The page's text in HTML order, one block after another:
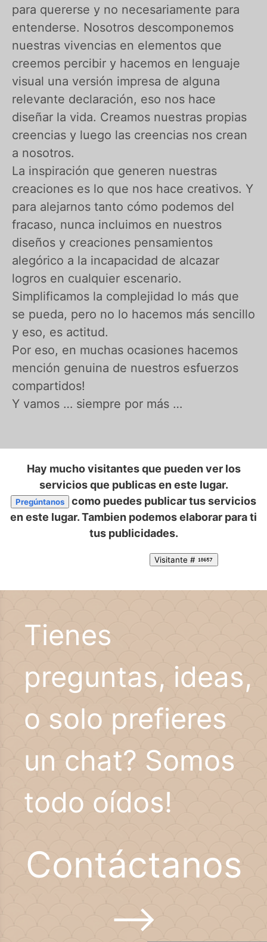
para quererse y no necesariamente para
entenderse. Nosotros descomponemos
nuestras vivencias en elementos que
creemos percibir y hacemos en lenguaje
visual una versión impresa de alguna
relevante declaración, eso nos hace
diseñar la vida. Creamos nuestras propias
creencias y luego las creencias nos crean
a nosotros.
La inspiración que generen nuestras
creaciones es lo que nos hace creativos. Y
para alejarnos tanto cómo podemos del
fracaso, nunca incluimos en nuestros
diseños y creaciones pensamientos
alegórico a la incapacidad de alcazar
logros en cualquier escenario.
Simplificamos la complejidad lo más que
se pueda, pero no lo hacemos más sencillo
y eso, es actitud.
Por eso, en muchas ocasiones hacemos
mención genuina de nuestros esfuerzos
compartidos!
Y vamos … siempre por más …
Hay mucho visitantes que pueden ver los
servicios que publicas en este lugar.
Pregúntanos
como puedes publicar tus servicios
en este lugar. Tambien podemos elaborar para ti
tus publicidades.
Visitante #
Tienes
preguntas, ideas,
o solo prefieres
un chat? Somos
todo oídos!
Contáctanos
–>